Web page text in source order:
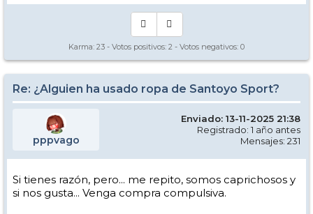
Karma: 23 - Votos positivos: 2 - Votos negativos: 0
Re: ¿Alguien ha usado ropa de Santoyo Sport?
pppvago
Enviado: 13-11-2025 21:38
Registrado: 1 año antes
Mensajes: 231
Si tienes razón, pero... me repito, somos caprichosos y
si nos gusta... Venga compra compulsiva.